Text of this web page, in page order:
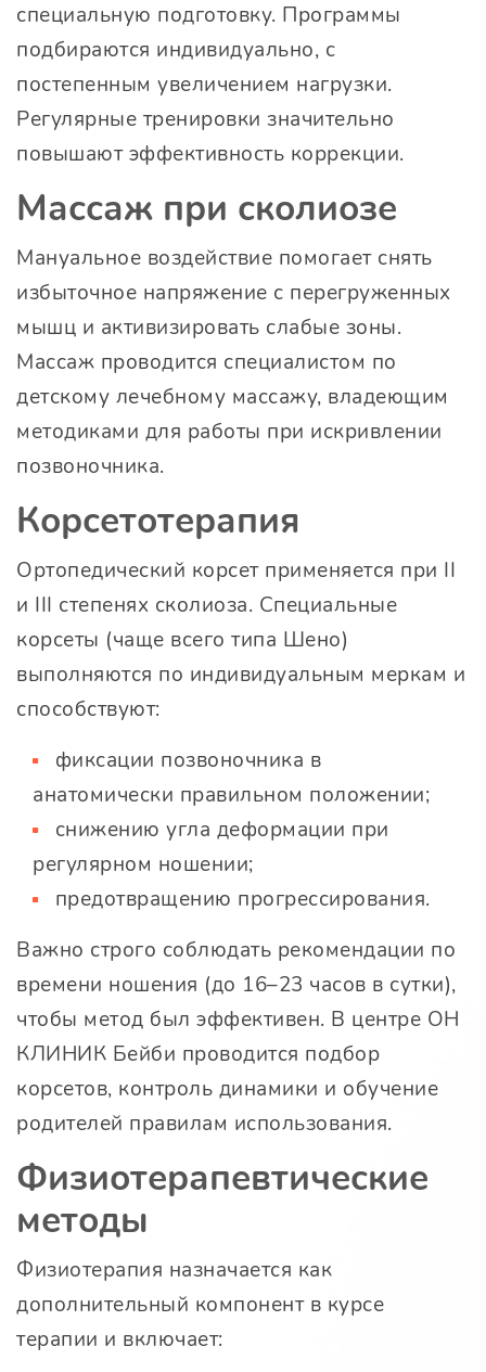
специальную подготовку. Программы
подбираются индивидуально, с
постепенным увеличением нагрузки.
Регулярные тренировки значительно
повышают эффективность коррекции.
Массаж при сколиозе
Мануальное воздействие помогает снять
избыточное напряжение с перегруженных
мышц и активизировать слабые зоны.
Массаж проводится специалистом по
детскому лечебному массажу, владеющим
методиками для работы при искривлении
позвоночника.
Корсетотерапия
Ортопедический корсет применяется при II
и III степенях сколиоза. Специальные
корсеты (чаще всего типа Шено)
выполняются по индивидуальным меркам и
способствуют:
фиксации позвоночника в
анатомически правильном положении;
снижению угла деформации при
регулярном ношении;
предотвращению прогрессирования.
Важно строго соблюдать рекомендации по
времени ношения (до 16–23 часов в сутки),
чтобы метод был эффективен. В центре ОН
КЛИНИК Бейби проводится подбор
корсетов, контроль динамики и обучение
родителей правилам использования.
Физиотерапевтические
методы
Физиотерапия назначается как
дополнительный компонент в курсе
терапии и включает: